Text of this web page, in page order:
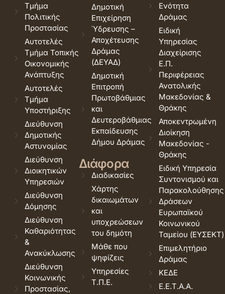
Τμήμα
Πολιτικής
Προστασίας
Αυτοτελές
Τμήμα Τοπικής
Οικονομικής
Ανάπτυξης
Αυτοτελές
Τμήμα
Υποστήριξης
Διεύθυνση
Δημοτικής
Αστυνομίας
Διεύθυνση
Διοικητικών
Υπηρεσιών
Διεύθυνση
Δόμησης
Διεύθυνση
Καθαριότητας
&
Ανακύκλωσης
Διεύθυνση
Κοινωνικής
Προστασίας,
Δημοτική
Επιχείρηση
Ύδρευσης –
Αποχέτευσης
Δράμας
(ΔΕΥΑΔ)
Δημοτική
Επιτροπή
Πρωτοβάθμιας
και
Δευτεροβάθμιας
Εκπαίδευσης
Δήμου Δράμας
Διάφορα
Διαδικασίες
Χάρτης
δικαιωμάτων
και
υποχρεώσεων
του δημότη
Μάθε που
ψηφίζεις
Υπηρεσίες
Τ.Π.Ε.
Ενότητα
Δράμας
Ειδική
Υπηρεσίας
Διαχείρισης
Ε.Π.
Περιφέρειας
Ανατολικής
Μακεδονίας &
Θράκης
Αποκεντρωμένη
Διοίκηση
Μακεδονίας -
Θράκης
Ειδική Υπηρεσία
Συντονισμού και
Παρακολούθησης
Δράσεων
Ευρωπαϊκού
Κοινωνικού
Ταμείου (ΕΥΣΕΚΤ)
Επιμελητήριο
Δράμας
ΚΕΔΕ
Ε.Ε.Τ.Α.Α.